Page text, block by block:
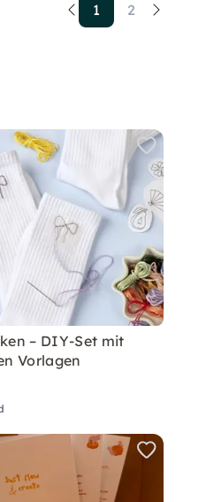
1 2
– DIY-Set mit
Vorlagen